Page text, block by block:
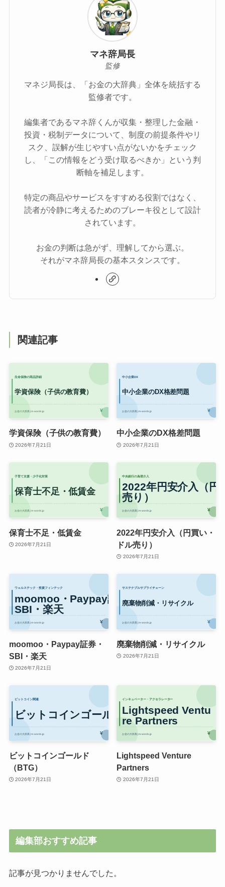
マネ辞局長
監修
マネジ局長は、「お金の大辞典」全体を統括する
監修者です。
編集者であるマネ辞くんが収集・整理した金融・
投資・税制データについて、制度の前提条件やリ
スク、誤解が生じやすい点がないかをチェック
し、「この情報をどう受け取るべきか」という判
断軸を補足します。
特定の商品やサービスをすすめる役割ではなく、
読者が冷静に考えるためのブレーキ役として設計
されています。
お金の判断は急がず、理解してから選ぶ。
それがマネ辞局長の基本スタンスです。
関連記事
学資保険（子供の教育費）
2026年7月21日
中小企業のDX格差問題
2026年7月21日
保育士不足・低賃金
2026年7月21日
2022年円安介入（円買い・
ドル売り）
2026年7月21日
moomoo・Paypay証券・
SBI・楽天
2026年7月21日
廃棄物削減・リサイクル
2026年7月21日
ビットコインゴールド
（BTG）
2026年7月21日
Lightspeed Venture
Partners
2026年7月21日
編集部おすすめ記事
記事が見つかりませんでした。